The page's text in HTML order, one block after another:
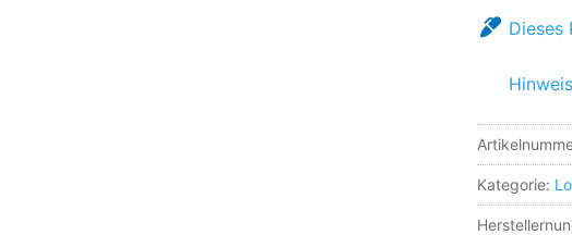
Dieses
Kategorie: